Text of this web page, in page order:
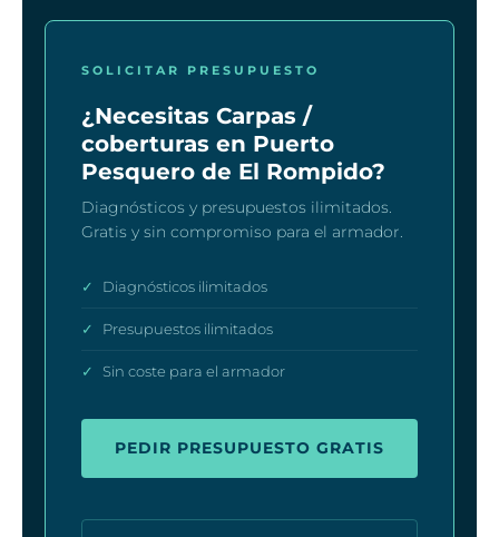
SOLICITAR PRESUPUESTO
¿Necesitas Carpas /
coberturas en Puerto
Pesquero de El Rompido?
Diagnósticos y presupuestos ilimitados.
Gratis y sin compromiso para el armador.
✓ Diagnósticos ilimitados
✓ Presupuestos ilimitados
✓ Sin coste para el armador
PEDIR PRESUPUESTO GRATIS